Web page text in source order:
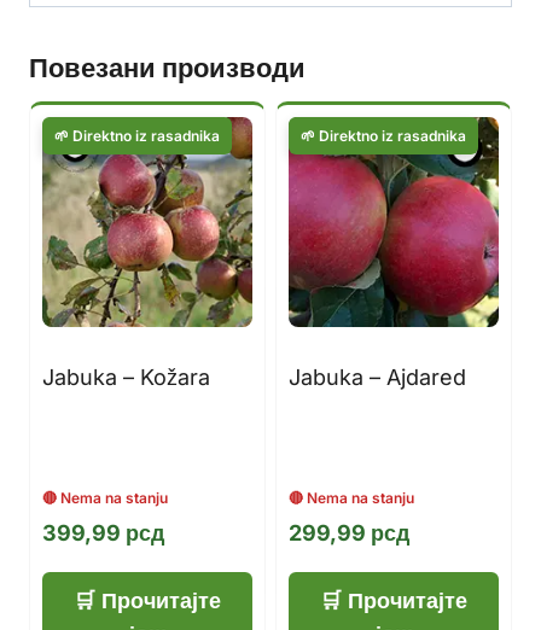
Повезани производи
Jabuka – Kožara
399,99 рсд
Прочитајте
Jabuka – Ajdared
299,99 рсд
Прочитајте